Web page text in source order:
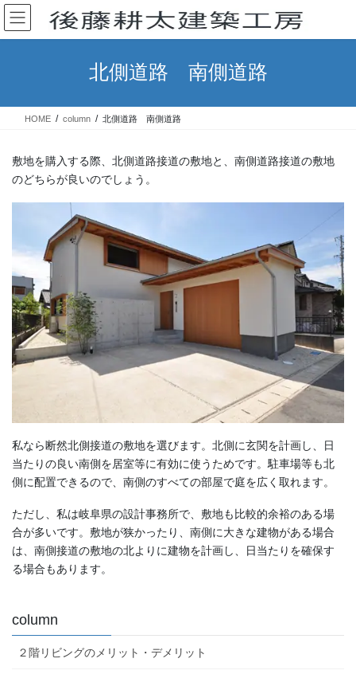
コ
ン
テ
ス
ナ
ビ
ゲ
ン
北側道路 南側道路
HOME column 北側道路 南側道路
敷地を購入する際、北側道路接道の敷地と、南側道路接道の敷地
のどちらが良いのでしょう。
私なら断然北側接道の敷地を選びます。北側に玄関を計画し、日
当たりの良い南側を居室等に有効に使うためです。駐車場等も北
側に配置できるので、南側のすべての部屋で庭を広く取れます。
ただし、私は岐阜県の設計事務所で、敷地も比較的余裕のある場
合が多いです。敷地が狭かったり、南側に大きな建物がある場合
は、南側接道の敷地の北よりに建物を計画し、日当たりを確保す
る場合もあります。
column
２階リビングのメリット・デメリット